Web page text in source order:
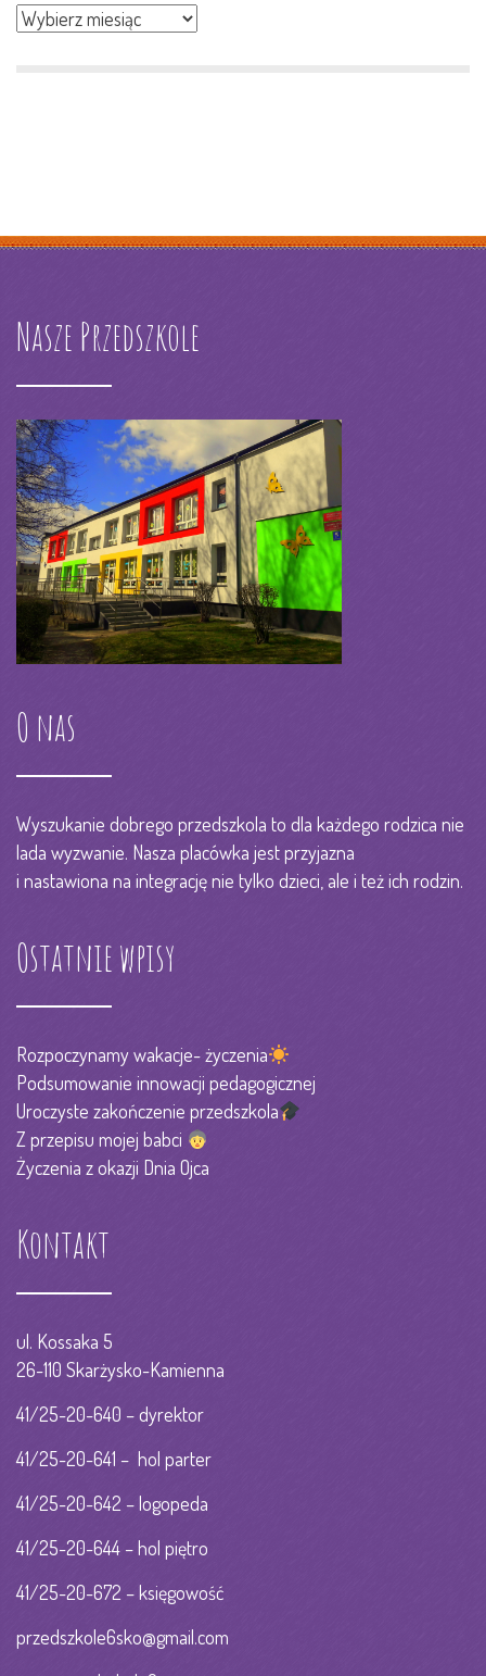
Archiwum
Nasze Przedszkole
O nas
Wyszukanie dobrego przedszkola to dla każdego rodzica nie
lada wyzwanie. Nasza placówka jest przyjazna
i nastawiona na integrację nie tylko dzieci, ale i też ich rodzin.
Ostatnie wpisy
Rozpoczynamy wakacje- życzenia
Podsumowanie innowacji pedagogicznej
Uroczyste zakończenie przedszkola
Z przepisu mojej babci
Życzenia z okazji Dnia Ojca
Kontakt
ul. Kossaka 5
26-110 Skarżysko-Kamienna
41/25-20-640 – dyrektor
41/25-20-641 – hol parter
41/25-20-642 – logopeda
41/25-20-644 – hol piętro
41/25-20-672 – księgowość
przedszkole6sko@gmail.com